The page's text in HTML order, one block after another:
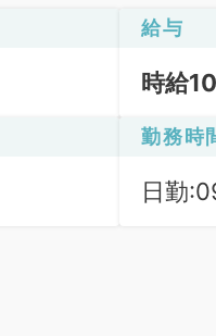
給与
時給
勤務時
日勤